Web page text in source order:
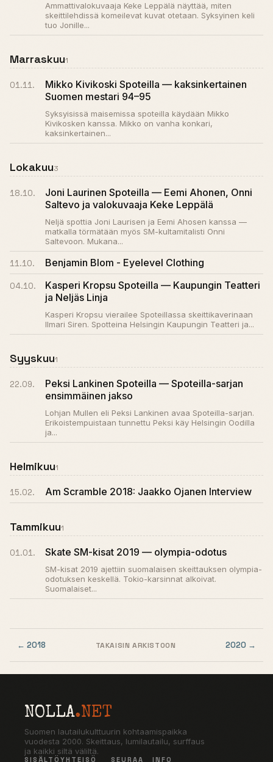
Ammattivalokuvaaja Keke Leppälä näyttää, miten
skeittilehdissä komeilevat kuvat otetaan. Syksyinen keli
tuo Jonille...
Marraskuu1
01.11.
Mikko Kivikoski Spoteilla — kaksinkertainen
Suomen mestari 94–95
Syksyisissä maisemissa spoteilla käydään Mikko
Kivikosken kanssa. Mikko on vanha konkari,
kaksinkertainen...
Lokakuu3
18.10.
Joni Laurinen Spoteilla — Eemi Ahonen, Onni
Saltevo ja valokuvaaja Keke Leppälä
Neljä spottia Joni Laurisen ja Eemi Ahosen kanssa —
matkalla törmätään myös SM-kultamitalisti Onni
Saltevoon. Mukana...
11.10. Benjamin Blom - Eyelevel Clothing
04.10.
Kasperi Kropsu Spoteilla — Kaupungin Teatteri
ja Neljäs Linja
Kasperi Kropsu vierailee Spoteillassa skeittikaverinaan
Ilmari Siren. Spotteina Helsingin Kaupungin Teatteri ja...
Syyskuu1
22.09.
Peksi Lankinen Spoteilla — Spoteilla-sarjan
ensimmäinen jakso
Lohjan Mullen eli Peksi Lankinen avaa Spoteilla-sarjan.
Erikoistempuistaan tunnettu Peksi käy Helsingin Oodilla
ja...
Helmikuu1
15.02. Am Scramble 2018: Jaakko Ojanen Interview
Tammikuu1
01.01. Skate SM-kisat 2019 — olympia-odotus
SM-kisat 2019 ajettiin suomalaisen skeittauksen olympia-
odotuksen keskellä. Tokio-karsinnat alkoivat.
Suomalaiset...
← 2018 TAKAISIN ARKISTOON 2020 →
NOLLA.NET
Suomen lautailukulttuurin kohtaamispaikka
vuodesta 2000. Skeittaus, lumilautailu, surffaus
ja kaikki siltä väliltä.
SISÄLTÖ YHTEISÖ SEURAA INFO